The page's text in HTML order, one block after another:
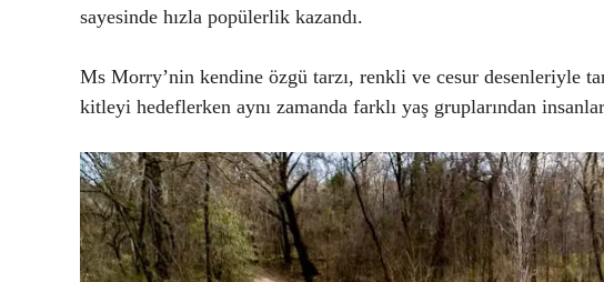
sayesinde hızla popülerlik kazandı.
Ms Morry’nin kendine özgü tarzı, renkli ve cesur desenleriyle
kitleyi hedeflerken aynı zamanda farklı yaş gruplarından